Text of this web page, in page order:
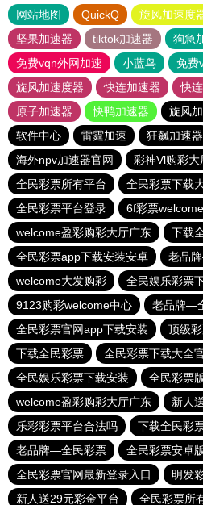
网站地图 QuickQ 旋风加速度
坚果加速器
tiktok加速器
狗急
免费vqn外网加速
小蓝鸟
免费
旋风加速度器
快连加速器
快
原子加速器
快鸭加速器 旋风
软件中心
雷霆加速 狂飙加速器
海外npv加速器官网
彩神Vl购彩大
全民彩票所有平台
全民彩票下载
全民彩票平台登录
6f彩票welcome
welcome盈彩购彩大厅广东
下载
全民彩票app下载安装安卓
老品
welcome大发购彩
全民娱乐彩票
9123购彩welcome中心
老品牌—
全民彩票官网app下载安装
顶级
下载全民彩票
全民彩票下载大全
全民娱乐彩票下载安装
全民彩票
welcome盈彩购彩大厅广东
新人
乐彩彩票平台合法吗
下载全民彩
老品牌—全民彩票
全民彩票安卓
全民彩票官网最新登录入口
明发
新人送29元彩金平台
全民彩票所